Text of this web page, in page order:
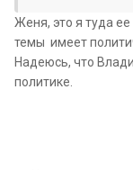
Женя, это я туда
темы имеет
Надеюсь, что
политике.